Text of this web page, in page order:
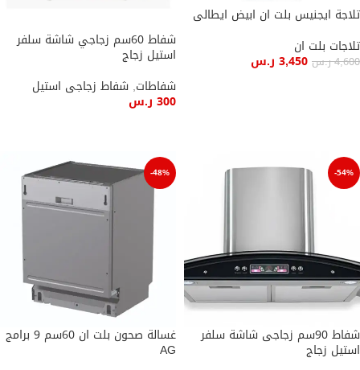
تلاجة ايجنيس بلت ان ابيض ايطالى
تلاجات بلت ان
4,600ر.س 3,450 ر.س
شفاط 60سم زجاجي شاشة سلفر
استيل زجاج
شفاطات, شفاط زجاجى استيل
300 ر.س
-54%
شفاط 90سم زجاجى شاشة سلفر
استيل زجاج
-48%
غسالة صحون بلت ان 60سم 9 برامج
AG